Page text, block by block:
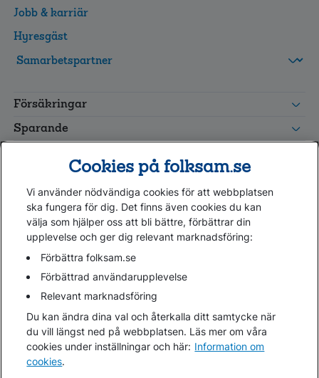
Jobb & karriär
Hyresgäst
grupp
Leverantörswebb
Försäkringar
Sparande
Kundservice
Hjälp
Webbkarta
Cookies
Hantera cookies
Personuppgifter GDPR
Tillgänglighetsredogörelse
Om penningtvättslagen
Lättläst
Cookies på folksam.se
Vi använder nödvändiga cookies för att webbplatsen
ska fungera för dig. Det finns även cookies du kan
välja som hjälper oss att bli bättre, förbättrar din
upplevelse och ger dig relevant marknadsföring:
Förbättra folksam.se
Förbättrad användarupplevelse
Relevant marknadsföring
Du kan ändra dina val och återkalla ditt samtycke när
du vill längst ned på webbplatsen. Läs mer om våra
cookies under inställningar och här: Information om
cookies.